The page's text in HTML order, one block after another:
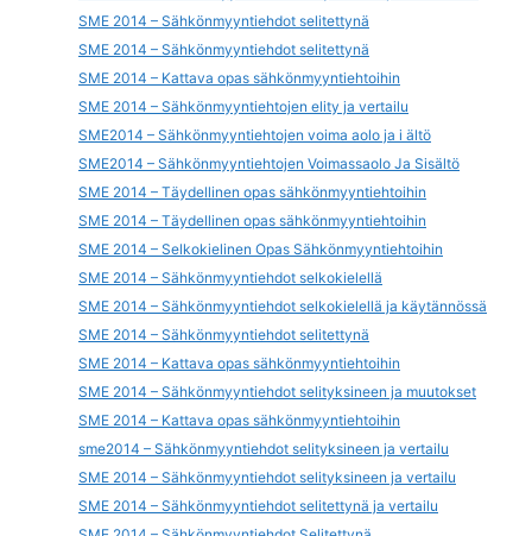
SME 2014 – Sähkönmyyntiehdot selitettynä
SME 2014 – Sähkönmyyntiehdot selitettynä
SME 2014 – Kattava opas sähkönmyyntiehtoihin
SME 2014 – Sähkönmyyntiehtojen elity ja vertailu
SME2014 – Sähkönmyyntiehtojen voima aolo ja i ältö
SME2014 – Sähkönmyyntiehtojen Voimassaolo Ja Sisältö
SME 2014 – Täydellinen opas sähkönmyyntiehtoihin
SME 2014 – Täydellinen opas sähkönmyyntiehtoihin
SME 2014 – Selkokielinen Opas Sähkönmyyntiehtoihin
SME 2014 – Sähkönmyyntiehdot selkokielellä
SME 2014 – Sähkönmyyntiehdot selkokielellä ja käytännössä
SME 2014 – Sähkönmyyntiehdot selitettynä
SME 2014 – Kattava opas sähkönmyyntiehtoihin
SME 2014 – Sähkönmyyntiehdot selityksineen ja muutokset
SME 2014 – Kattava opas sähkönmyyntiehtoihin
sme2014 – Sähkönmyyntiehdot selityksineen ja vertailu
SME 2014 – Sähkönmyyntiehdot selityksineen ja vertailu
SME 2014 – Sähkönmyyntiehdot selitettynä ja vertailu